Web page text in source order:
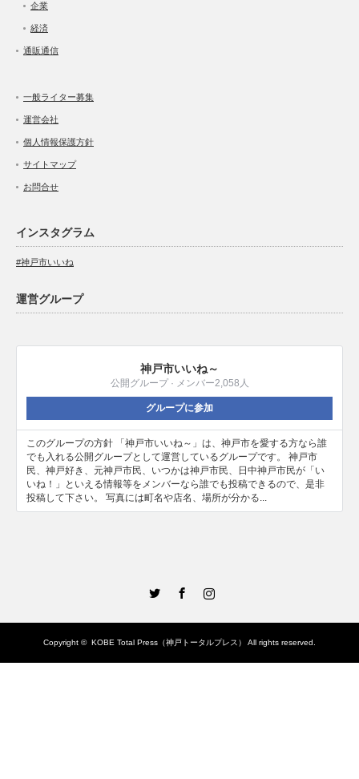
企業
経済
通販通信
一般ライター募集
運営会社
個人情報保護方針
サイトマップ
お問合せ
インスタグラム
#神戸市いいね
運営グループ
神戸市いいね～
公開グループ · メンバー2,058人
グループに参加
このグループの方針 「神戸市いいね～」は、神戸市を愛する方なら誰
でも入れる公開グループとして運営しているグループです。 神戸市
民、神戸好き、元神戸市民、いつかは神戸市民、日中神戸市民が「い
いね！」といえる情報等をメンバーなら誰でも投稿できるので、是非
投稿して下さい。 写真には町名や店名、場所が分かる...
Copyright © KOBE Total Press（神戸トータルプレス） All rights reserved.